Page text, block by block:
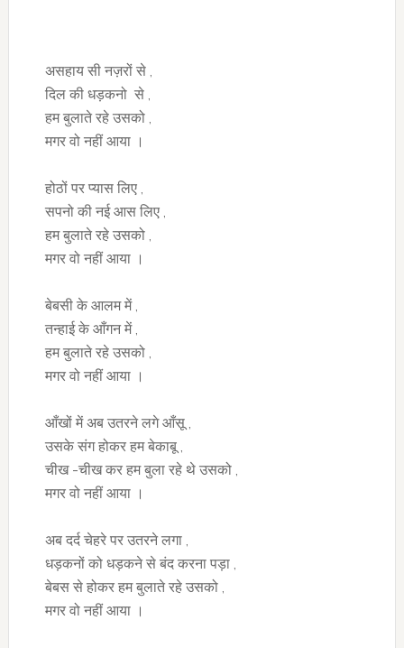
असहाय सी नज़रों से ,
दिल की धड़कनो से ,
हम बुलाते रहे उसको ,
मगर वो नहीं आया ।
होठों पर प्यास लिए ,
सपनो की नई आस लिए ,
हम बुलाते रहे उसको ,
मगर वो नहीं आया ।
बेबसी के आलम में ,
तन्हाई के आँगन में ,
हम बुलाते रहे उसको ,
मगर वो नहीं आया ।
आँखों में अब उतरने लगे आँसू ,
उसके संग होकर हम बेकाबू ,
चीख -चीख कर हम बुला रहे थे उसको ,
मगर वो नहीं आया ।
अब दर्द चेहरे पर उतरने लगा ,
धड़कनों को धड़कने से बंद करना पड़ा ,
बेबस से होकर हम बुलाते रहे उसको ,
मगर वो नहीं आया ।